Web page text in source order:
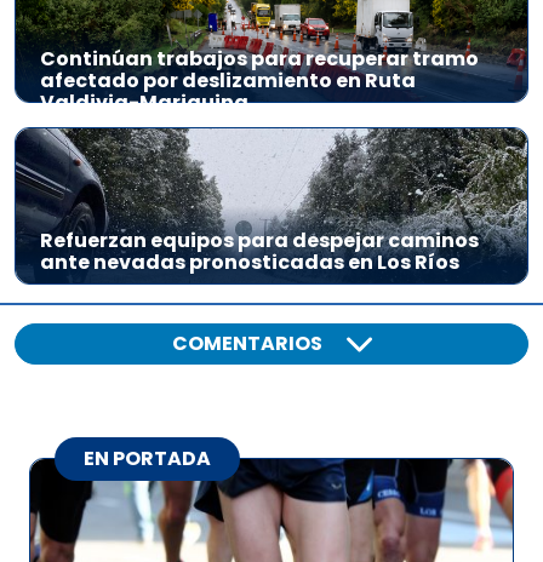
Continúan trabajos para recuperar tramo
afectado por deslizamiento en Ruta
Valdivia-Mariquina
Refuerzan equipos para despejar caminos
ante nevadas pronosticadas en Los Ríos
COMENTARIOS
EN PORTADA